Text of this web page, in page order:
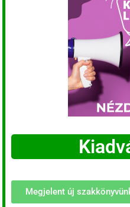
Megjelent új